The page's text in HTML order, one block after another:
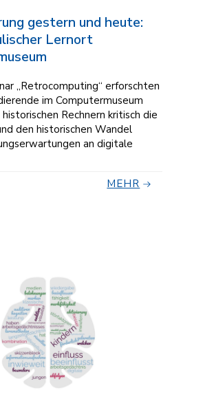
gestern und heute:
Lernort
„Retrocomputing“ erforschten
im Computermuseum
Rechnern kritisch die
den historischen Wandel
an digitale
MEHR